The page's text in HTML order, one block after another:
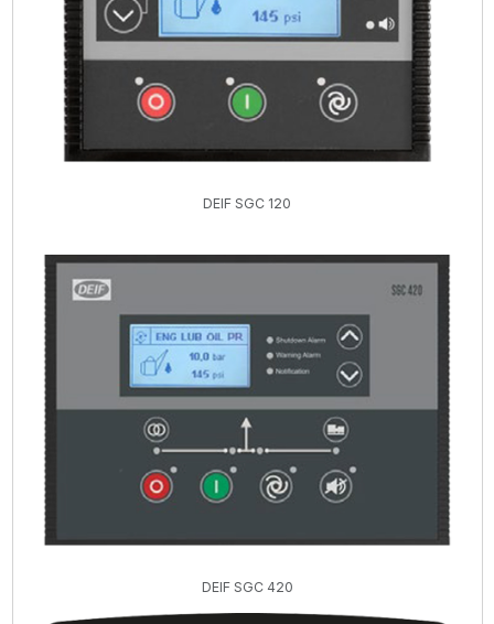
DEIF SGC 120
DEIF SGC 420